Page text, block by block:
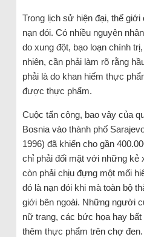
Trong lịch sử hiện đại, thế
nạn đói. Có nhiều nguyên
do xung đột, bạo loạn chính
nhiên, cần phải làm rõ rằng
phải là do khan hiếm thực
được thực phẩm.
Cuộc tấn công, bao vây của
Bosnia vào thành phố
1996) đã khiến cho gần
chỉ phải đối mặt với những kẻ
còn phải chịu đựng một mối
đó là nạn đói khi mà toàn bộ
giới bên ngoài. Những người
nữ trang, các bức họa hay
thêm thực phẩm trên chợ